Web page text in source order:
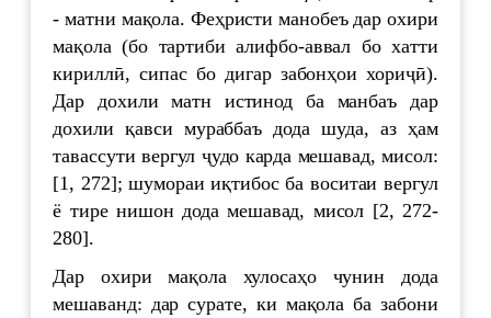
- матни мақола. Феҳристи манобеъ дар охири
мақола (бо тартиби алифбо-аввал бо хатти
кириллӣ, сипас бо дигар забонҳои хориҷӣ).
Дар дохили матн истинод ба манбаъ дар
дохили қавси мураббаъ дода шуда, аз ҳам
тавассути вергул ҷудо карда мешавад, мисол:
[1, 272]; шумораи иқтибос ба воситаи вергул
ё тире нишон дода мешавад, мисол [2, 272-
280].
Дар охири мақола хулосаҳо чунин дода
мешаванд: дар сурате, ки мақола ба забони